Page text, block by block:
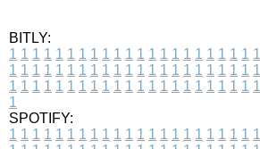
BITLY:
1 1 1 1 1 1 1 1 1 1 1 1 1 1 1 1 1 1 1 1 1 1
1 1 1 1 1 1 1 1 1 1 1 1 1 1 1 1 1 1 1 1 1 1
1 1 1 1 1 1 1 1 1 1 1 1 1 1 1 1 1 1 1 1 1 1
1
SPOTIFY:
1 1 1 1 1 1 1 1 1 1 1 1 1 1 1 1 1 1 1 1 1 1